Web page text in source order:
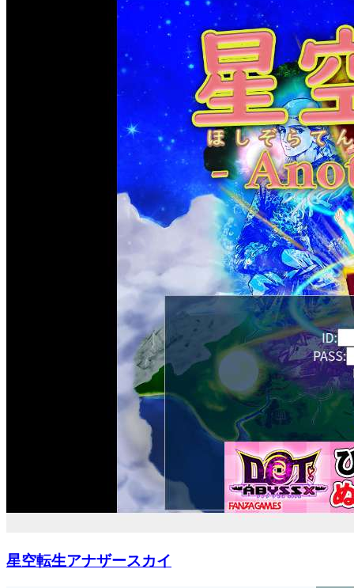
星空転生アナザースカイ